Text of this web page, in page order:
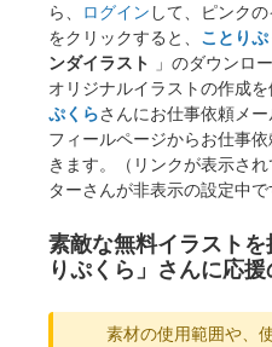
ら、
ログイン して、ピンク
をクリックすると、 ことりぷ
ンダイラスト
」のダウンロ
オリジナルイラストの作成
ぷくらさんにお仕事依頼メ
フィールページからお仕事
きます。（リンクが表示さ
ターさんが非表示の設定中で
素敵な無料イラスト
りぷくら」さんに応
素材の使用範囲や、